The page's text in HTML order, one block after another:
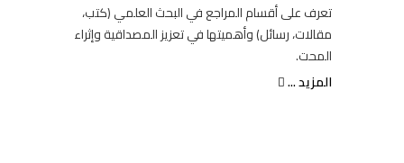
تعرف على أقسام المراجع في البحث العلمي (كتب،
مقالات، رسائل) وأهميتها في تعزيز المصداقية وإثراء
المحت.
المزيد ...